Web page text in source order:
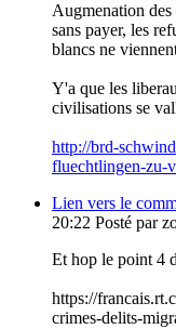
Augmenation des
sans payer, les
blancs ne
Y'a que les
civilisations se
http://brd-
fluechtlingen-zu-
Lien vers le
20:22 Posté par
Et hop le point 4
https://
crimes-delits-